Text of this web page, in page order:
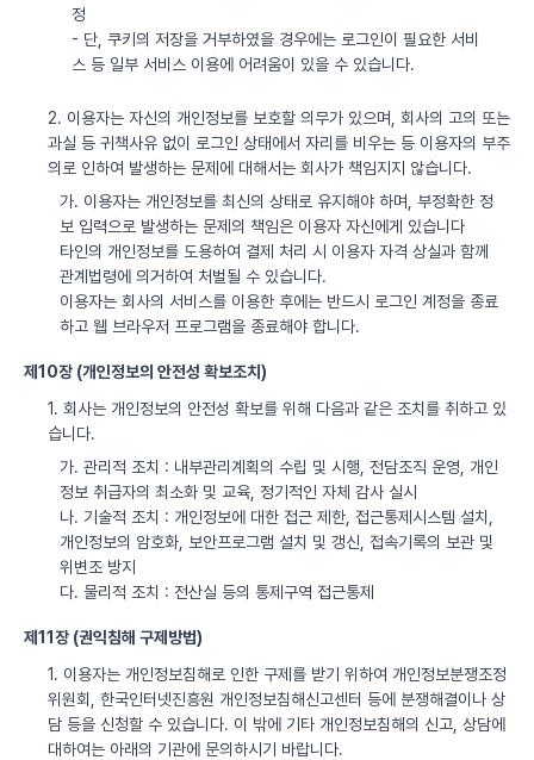
정
- 단, 쿠키의 저장을 거부하였을 경우에는 로그인이 필요한 서비
스 등 일부 서비스 이용에 어려움이 있을 수 있습니다.
2. 이용자는 자신의 개인정보를 보호할 의무가 있으며, 회사의 고의 또는
과실 등 귀책사유 없이 로그인 상태에서 자리를 비우는 등 이용자의 부주
의로 인하여 발생하는 문제에 대해서는 회사가 책임지지 않습니다.
가. 이용자는 개인정보를 최신의 상태로 유지해야 하며, 부정확한 정
보 입력으로 발생하는 문제의 책임은 이용자 자신에게 있습니다
타인의 개인정보를 도용하여 결제 처리 시 이용자 자격 상실과 함께
관계법령에 의거하여 처벌될 수 있습니다.
이용자는 회사의 서비스를 이용한 후에는 반드시 로그인 계정을 종료
하고 웹 브라우저 프로그램을 종료해야 합니다.
제10장 (개인정보의 안전성 확보조치)
1. 회사는 개인정보의 안전성 확보를 위해 다음과 같은 조치를 취하고 있
습니다.
가. 관리적 조치 : 내부관리계획의 수립 및 시행, 전담조직 운영, 개인
정보 취급자의 최소화 및 교육, 정기적인 자체 감사 실시
나. 기술적 조치 : 개인정보에 대한 접근 제한, 접근통제시스템 설치,
개인정보의 암호화, 보안프로그램 설치 및 갱신, 접속기록의 보관 및
위변조 방지
다. 물리적 조치 : 전산실 등의 통제구역 접근통제
제11장 (권익침해 구제방법)
1. 이용자는 개인정보침해로 인한 구제를 받기 위하여 개인정보분쟁조정
위원회, 한국인터넷진흥원 개인정보침해신고센터 등에 분쟁해결이나 상
담 등을 신청할 수 있습니다. 이 밖에 기타 개인정보침해의 신고, 상담에
대하여는 아래의 기관에 문의하시기 바랍니다.